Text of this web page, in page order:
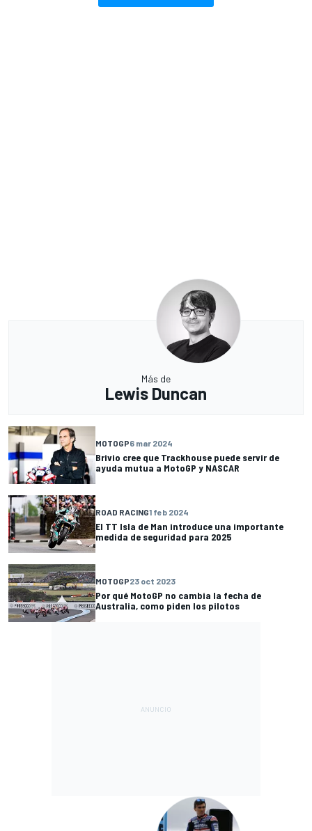
Más de
Lewis Duncan
MOTOGP6 mar 2024
Brivio cree que Trackhouse puede servir de
ayuda mutua a MotoGP y NASCAR
ROAD RACING1 feb 2024
El TT Isla de Man introduce una importante
medida de seguridad para 2025
MOTOGP23 oct 2023
Por qué MotoGP no cambia la fecha de
Australia, como piden los pilotos